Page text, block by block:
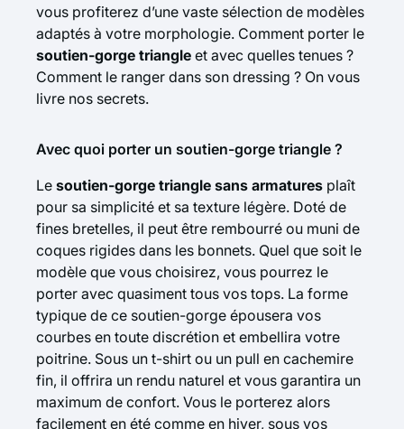
vous profiterez d’une vaste sélection de modèles
adaptés à votre morphologie. Comment porter le
soutien-gorge triangle et avec quelles tenues ?
Comment le ranger dans son dressing ? On vous
livre nos secrets.
Avec quoi porter un soutien-gorge triangle ?
Le soutien-gorge triangle sans armatures plaît
pour sa simplicité et sa texture légère. Doté de
fines bretelles, il peut être rembourré ou muni de
coques rigides dans les bonnets. Quel que soit le
modèle que vous choisirez, vous pourrez le
porter avec quasiment tous vos tops. La forme
typique de ce soutien-gorge épousera vos
courbes en toute discrétion et embellira votre
poitrine. Sous un t-shirt ou un pull en cachemire
fin, il offrira un rendu naturel et vous garantira un
maximum de confort. Vous le porterez alors
facilement en été comme en hiver, sous vos